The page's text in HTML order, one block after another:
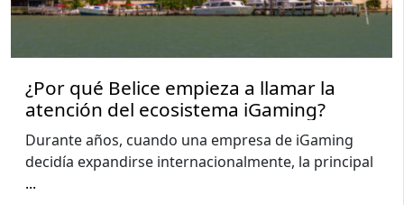
¿Por qué Belice empieza a llamar la
atención del ecosistema iGaming?
Durante años, cuando una empresa de iGaming
decidía expandirse internacionalmente, la principal
...